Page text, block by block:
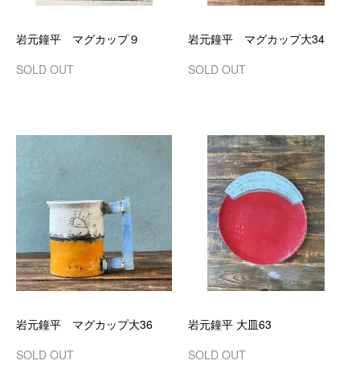
岩元鐘平 マグカップ９
SOLD OUT
岩元鐘平 マグカップ大34
SOLD OUT
岩元鐘平 マグカップ大36
SOLD OUT
岩元鐘平 大皿63
SOLD OUT